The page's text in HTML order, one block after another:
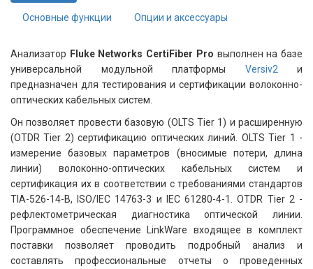
Основные функции Опции и аксессуары
Анализатор Fluke Networks CertiFiber Pro выполнен на базе
универсальной модульной платформы Versiv2 и
предназначен для тестирования и сертификации волоконно-
оптических кабельных систем.
Он позволяет провести базовую (OLTS Tier 1) и расширенную
(OTDR Tier 2) сертификацию оптических линий. OLTS Tier 1 -
измерение базовых параметров (вносимые потери, длина
линии) волоконно-оптических кабельных систем и
сертификация их в соответствии с требованиями стандартов
TIA-526-14-B, ISO/IEC 14763-3 и IEC 61280-4-1. OTDR Tier 2 -
рефлектометрическая диагностика оптической линии.
Программное обеспечение LinkWare входящее в комплект
поставки позволяет проводить подробный анализ и
составлять профессиональные отчеты о проведенных